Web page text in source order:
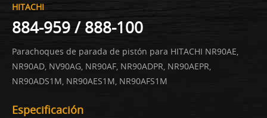
HITACHI
884-959 / 888-100
Parachoques de parada de pistón para HITACHI NR90AE,
NR90AD, NV90AG, NR90AF, NR90ADPR, NR90AEPR,
NR90ADS1M, NR90AES1M, NR90AFS1M
Especificación